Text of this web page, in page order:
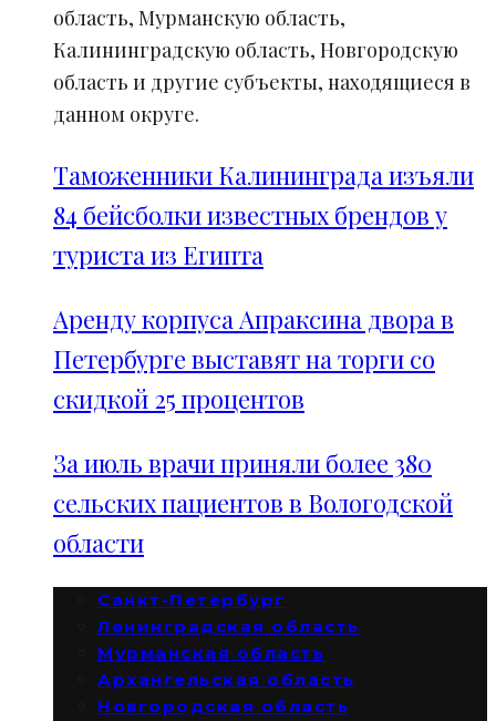
область, Мурманскую область,
Калининградскую область, Новгородскую
область и другие субъекты, находящиеся в
данном округе.
Таможенники Калининграда изъяли
84 бейсболки известных брендов у
туриста из Египта
Аренду корпуса Апраксина двора в
Петербурге выставят на торги со
скидкой 25 процентов
За июль врачи приняли более 380
сельских пациентов в Вологодской
области
Санкт-Петербург
Ленинградская область
Мурманская область
Архангельская область
Новгородская область